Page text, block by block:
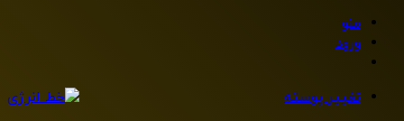
منو
ورود
تغییر پوسته